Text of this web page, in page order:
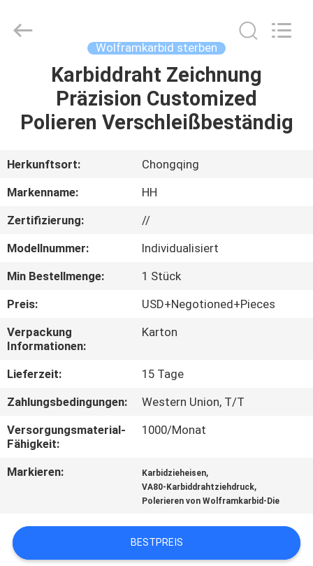
PRODUKTE
VIDEOS
UNS
FABRIK-
AUSFLUG
QUALITÄTSKONTROLLE
SIE
MIT
NACHRICHTEN
Limited.
Wolframkarbid sterben
Karbiddraht Zeichnung
Präzision Customized
Polieren Verschleißbeständig
Herkunftsort:
Chongqing
Markenname:
HH
Zertifizierung:
//
Modellnummer:
Individualisiert
Min Bestellmenge:
1 Stück
Preis:
USD+Negotioned+Pieces
Verpackung
Informationen:
Karton
Lieferzeit:
15 Tage
Zahlungsbedingungen:
Western Union, T/T
Versorgungsmaterial-
Fähigkeit:
1000/Monat
Markieren: Karbidzieheisen,
VA80-Karbiddrahtziehdruck,
Polerieren von Wolframkarbid-Die
BESTPREIS